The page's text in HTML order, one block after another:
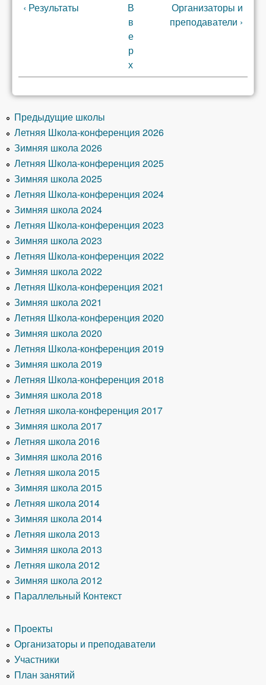
‹ Результаты
В
в
е
р
х
Организаторы и
преподаватели ›
Предыдущие школы
Летняя Школа-конференция 2026
Зимняя школа 2026
Летняя Школа-конференция 2025
Зимняя школа 2025
Летняя Школа-конференция 2024
Зимняя школа 2024
Летняя Школа-конференция 2023
Зимняя школа 2023
Летняя Школа-конференция 2022
Зимняя школа 2022
Летняя Школа-конференция 2021
Зимняя школа 2021
Летняя Школа-конференция 2020
Зимняя школа 2020
Летняя Школа-конференция 2019
Зимняя школа 2019
Летняя Школа-конференция 2018
Зимняя школа 2018
Летняя школа-конференция 2017
Зимняя школа 2017
Летняя школа 2016
Зимняя школа 2016
Летняя школа 2015
Зимняя школа 2015
Летняя школа 2014
Зимняя школа 2014
Летняя школа 2013
Зимняя школа 2013
Летняя школа 2012
Зимняя школа 2012
Параллельный Контекст
Проекты
Организаторы и преподаватели
Участники
План занятий